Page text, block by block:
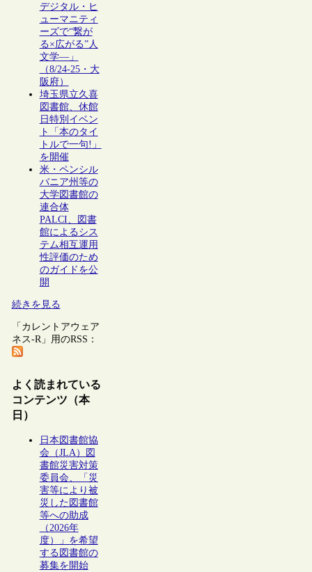
デジタル・ヒ
ューマニティ
ーズで“繋が
る×広がる”人
文学―」
（8/24-25・大
阪府）
埼玉県立久喜
図書館、休館
日特別イベン
ト「本のタイ
トルで一句!」
を開催
米・ペンシル
バニア州等の
大学図書館の
連合体
PALCI、図書
館によるシス
テム相互運用
性評価のため
のガイドを公
開
続きを見る
「カレントアウェア
ネス-R」用のRSS：
よく読まれている
コンテンツ（本
日）
日本図書館協
会（JLA）図
書館災害対策
委員会、「災
害等により被
災した図書館
等への助成
（2026年
度）」を希望
する図書館の
募集を開始